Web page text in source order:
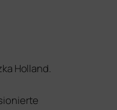
Holland.